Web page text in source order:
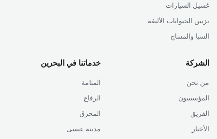
غسيل السيارات
تزيين الحيوانات الأليفة
السبا والمساج
الشركة
من نحن
المؤسسون
الفريق
الأخبار
خدماتنا في البحرين
المنامة
الرفاع
المحرق
مدينة عيسى